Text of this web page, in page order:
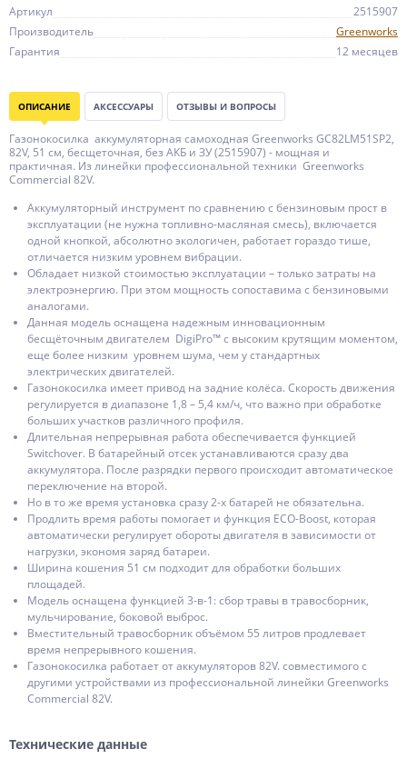
Артикул
2515907
Производитель
Greenworks
Гарантия
12 месяцев
ОПИСАНИЕ АКСЕССУАРЫ ОТЗЫВЫ И ВОПРОСЫ
Газонокосилка аккумуляторная самоходная Greenworks GC82LM51SP2,
82V, 51 см, бесщеточная, без АКБ и ЗУ (2515907) - мощная и
практичная. Из линейки профессиональной техники Greenworks
Commercial 82V.
Аккумуляторный инструмент по сравнению с бензиновым прост в
эксплуатации (не нужна топливно-масляная смесь), включается
одной кнопкой, абсолютно экологичен, работает гораздо тише,
отличается низким уровнем вибрации.
Обладает низкой стоимостью эксплуатации – только затраты на
электроэнергию. При этом мощность сопоставима с бензиновыми
аналогами.
Данная модель оснащена надежным инновационным
бесщёточным двигателем DigiPro™ с высоким крутящим моментом,
еще более низким уровнем шума, чем у стандартных
электрических двигателей.
Газонокосилка имеет привод на задние колёса. Скорость движения
регулируется в диапазоне 1,8 – 5,4 км/ч, что важно при обработке
больших участков различного профиля.
Длительная непрерывная работа обеспечивается функцией
Switchover. В батарейный отсек устанавливаются сразу два
аккумулятора. После разрядки первого происходит автоматическое
переключение на второй.
Но в то же время установка сразу 2-х батарей не обязательна.
Продлить время работы помогает и функция ECO-Boost, которая
автоматически регулирует обороты двигателя в зависимости от
нагрузки, экономя заряд батареи.
Ширина кошения 51 см подходит для обработки больших
площадей.
Модель оснащена функцией 3-в-1: сбор травы в травосборник,
мульчирование, боковой выброс.
Вместительный травосборник объёмом 55 литров продлевает
время непрерывного кошения.
Газонокосилка работает от аккумуляторов 82V. совместимого с
другими устройствами из профессиональной линейки Greenworks
Commercial 82V.
Технические данные